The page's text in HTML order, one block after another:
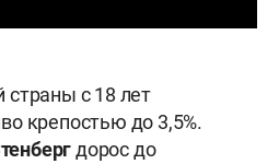
страны с 18 лет
крепостью до 3,5%.
дорос до